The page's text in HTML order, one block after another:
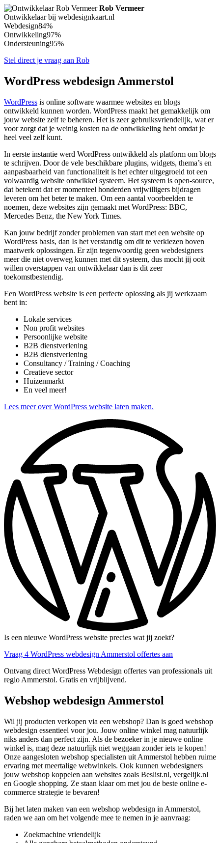
Rob Vermeer
Ontwikkelaar bij webdesignkaart.nl
Webdesign84%
Ontwikkeling97%
Ondersteuning95%
Stel direct je vraag aan Rob
WordPress webdesign Ammerstol
WordPress is online software waarmee websites en blogs
ontwikkeld kunnen worden. WordPress maakt het gemakkelijk om
jouw website zelf te beheren. Het is zeer gebruiksvriendelijk, wat er
voor zorgt dat je weinig kosten na de ontwikkeling hebt omdat je
heel veel zelf kunt.
In eerste instantie werd WordPress ontwikkeld als platform om blogs
te schrijven. Door de vele beschikbare plugins, widgets, thema’s en
aanpasbaarheid van functionaliteit is het echter uitgegroeid tot een
volwaardig website ontwikkel systeem. Het systeem is open-source,
dat betekent dat er momenteel honderden vrijwilligers bijdragen
leveren om het beter te maken. Om een aantal voorbeelden te
noemen, deze websites zijn gemaakt met WordPress: BBC,
Mercedes Benz, the New York Times.
Kan jouw bedrijf zonder problemen van start met een website op
WordPress basis, dan Is het verstandig om dit te verkiezen boven
maatwerk oplossingen. Er zijn tegenwoordig geen webdesigners
meer die niet overweg kunnen met dit systeem, dus mocht jij ooit
willen overstappen van ontwikkelaar dan is dit zeer
toekomstbestendig.
Een WordPress website is een perfecte oplossing als jij werkzaam
bent in:
Lokale services
Non profit websites
Persoonlijke website
B2B dienstverlening
B2B dienstverlening
Consultancy / Training / Coaching
Creatieve sector
Huizenmarkt
En veel meer!
Lees meer over WordPress website laten maken.
Is een nieuwe WordPress website precies wat jij zoekt?
Vraag 4 WordPress webdesign Ammerstol offertes aan
Ontvang direct WordPress Webdesign offertes van professionals uit
regio Ammerstol. Gratis en vrijblijvend.
Webshop webdesign Ammerstol
Wil jij producten verkopen via een webshop? Dan is goed webshop
webdesign essentieel voor jou. Jouw online winkel mag natuurlijk
niks anders dan perfect zijn. Als de bezoeker in je nieuwe online
winkel is, mag deze natuurlijk niet weggaan zonder iets te kopen!
Onze aangesloten webshop specialisten uit Ammerstol hebben ruime
ervaring met meertalige webwinkels. Ook kunnen webdesigners
jouw webshop koppelen aan websites zoals Beslist.nl, vergelijk.nl
en Google shopping. Ze staan klaar om met jou de beste online e-
commerce strategie te bevaren!
Bij het laten maken van een webshop webdesign in Ammerstol,
raden we aan om het volgende mee te nemen in je aanvraag:
Zoekmachine vriendelijk